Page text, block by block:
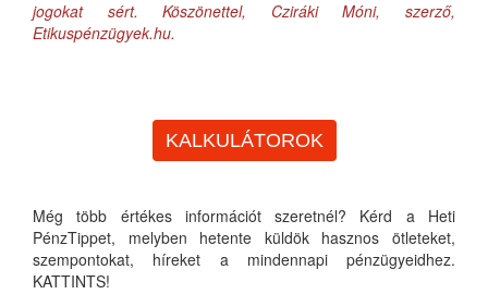
jogokat sért. Köszönettel, Cziráki Móni, szerző,
Etikuspénzügyek.hu.
KALKULÁTOROK
Még több értékes információt szeretnél? Kérd a Heti
PénzTippet, melyben hetente küldök hasznos ötleteket,
szempontokat, híreket a mindennapi pénzügyeidhez.
KATTINTS!